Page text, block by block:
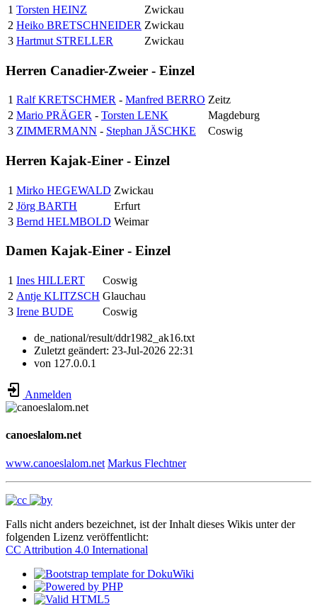
1 Torsten HEINZ
Zwickau
2 Heiko BRETSCHNEIDER Zwickau
3 Hartmut STRELLER Zwickau
Herren Canadier-Zweier - Einzel
1 Ralf KRETSCHMER - Manfred BERRO Zeitz
2 Mario PRÄGER - Torsten LENK
Magdeburg
3 ZIMMERMANN - Stephan JÄSCHKE Coswig
Herren Kajak-Einer - Einzel
1 Mirko HEGEWALD Zwickau
2 Jörg BARTH
Erfurt
3 Bernd HELMBOLD Weimar
Damen Kajak-Einer - Einzel
1 Ines HILLERT
Coswig
2 Antje KLITZSCH Glauchau
3 Irene BUDE Coswig
de_national/result/ddr1982_ak16.txt
Zuletzt geändert: 23-Jul-2026 22:31
von 127.0.0.1
Anmelden
canoeslalom.net
www.canoeslalom.net Markus Flechtner
Falls nicht anders bezeichnet, ist der Inhalt dieses Wikis unter der
folgenden Lizenz veröffentlicht:
CC Attribution 4.0 International